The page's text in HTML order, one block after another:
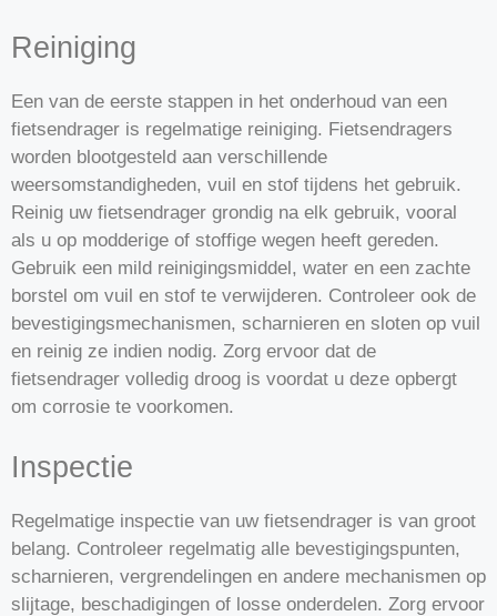
Reiniging
Een van de eerste stappen in het onderhoud van een
fietsendrager is regelmatige reiniging. Fietsendragers
worden blootgesteld aan verschillende
weersomstandigheden, vuil en stof tijdens het gebruik.
Reinig uw fietsendrager grondig na elk gebruik, vooral
als u op modderige of stoffige wegen heeft gereden.
Gebruik een mild reinigingsmiddel, water en een zachte
borstel om vuil en stof te verwijderen. Controleer ook de
bevestigingsmechanismen, scharnieren en sloten op vuil
en reinig ze indien nodig. Zorg ervoor dat de
fietsendrager volledig droog is voordat u deze opbergt
om corrosie te voorkomen.
Inspectie
Regelmatige inspectie van uw fietsendrager is van groot
belang. Controleer regelmatig alle bevestigingspunten,
scharnieren, vergrendelingen en andere mechanismen op
slijtage, beschadigingen of losse onderdelen. Zorg ervoor